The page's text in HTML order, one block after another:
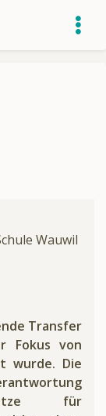
Wauwil
Transfer
Fokus von
wurde. Die
für